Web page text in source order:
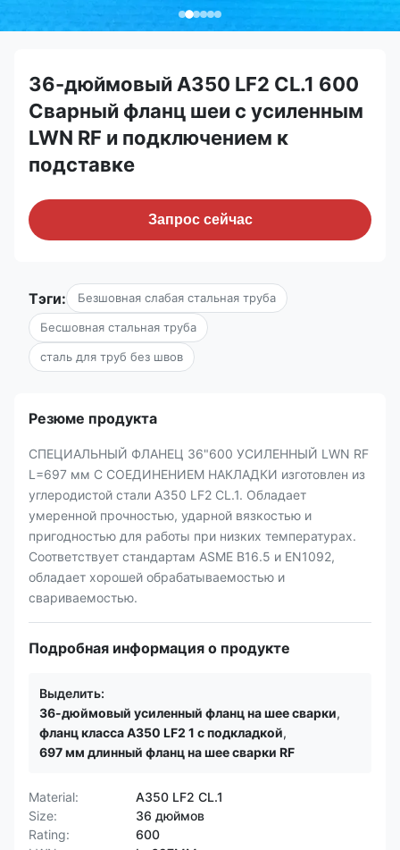
36-дюймовый A350 LF2 CL.1 600
Сварный фланц шеи с усиленным
LWN RF и подключением к
подставке
Запрос сейчас
Тэги: Безшовная слабая стальная труба
Бесшовная стальная труба
сталь для труб без швов
Резюме продукта
СПЕЦИАЛЬНЫЙ ФЛАНЕЦ 36"600 УСИЛЕННЫЙ LWN RF
L=697 мм С СОЕДИНЕНИЕМ НАКЛАДКИ изготовлен из
углеродистой стали A350 LF2 CL.1. Обладает
умеренной прочностью, ударной вязкостью и
пригодностью для работы при низких температурах.
Соответствует стандартам ASME B16.5 и EN1092,
обладает хорошей обрабатываемостью и
свариваемостью.
Подробная информация о продукте
Выделить:
36-дюймовый усиленный фланц на шее сварки,
фланц класса A350 LF2 1 с подкладкой,
697 мм длинный фланц на шее сварки RF
Material:
A350 LF2 CL.1
Size:
36 дюймов
Rating:
600